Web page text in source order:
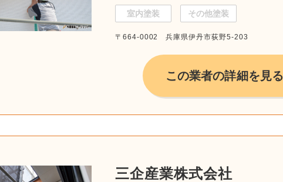
室内塗装 その他塗装
〒664-0002 兵庫県伊丹市荻野5-203
この業者の詳細を見る
三企産業株式会社